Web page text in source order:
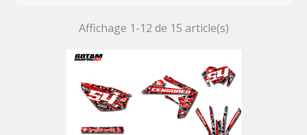
Affichage 1-12 de 15 article(s)